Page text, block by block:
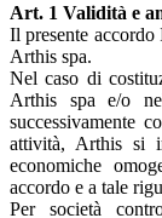
Art. 1 Validità e
Il presente accordo
Arthis spa.
Nel caso di
Arthis spa e/o
successivamente
attività, Arthis si
economiche
accordo e a tale
Per società